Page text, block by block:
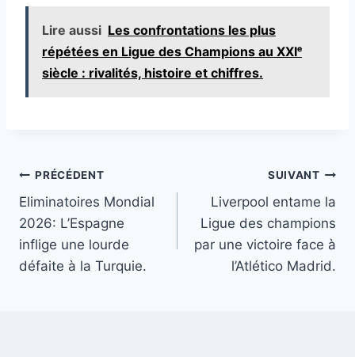
Lire aussi Les confrontations les plus
répétées en Ligue des Champions au XXIᵉ
siècle : rivalités, histoire et chiffres.
Navigation
de
l’article
PRÉCÉDENT
Eliminatoires Mondial
2026: L’Espagne
inflige une lourde
défaite à la Turquie.
SUIVANT
Liverpool entame la
Ligue des champions
par une victoire face à
l’Atlético Madrid.